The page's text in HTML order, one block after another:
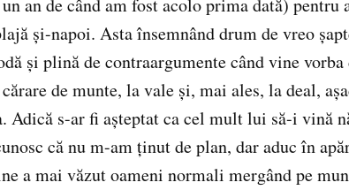
an de când am fost acolo prima dată)
și-napoi. Asta însemnând drum de vreo
și plină de contraargumente când vine
de munte, la vale și, mai ales, la deal,
Adică s-ar fi așteptat ca cel mult lui să-i vină
că nu m-am ținut de plan, dar aduc în
a mai văzut oameni normali mergând pe